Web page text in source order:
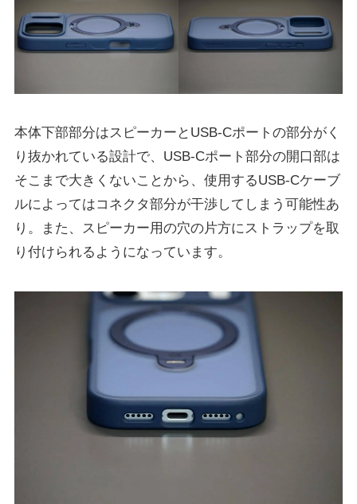
本体下部部分はスピーカーとUSB-Cポートの部分がく
り抜かれている設計で、USB-Cポート部分の開口部は
そこまで大きくないことから、使用するUSB-Cケーブ
ルによってはコネクタ部分が干渉してしまう可能性あ
り。また、スピーカー用の穴の片方にストラップを取
り付けられるようになっています。